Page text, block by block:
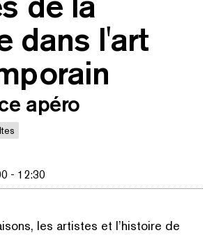
dans l'art
apéro
- 12:30
les artistes et l’histoire de